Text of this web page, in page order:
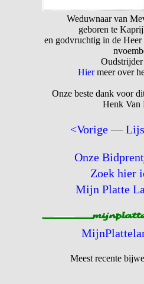
Weduwnaar van
geboren te
en godvruchtig in de
Hiermeer over
Onze beste dank voor
Henk Van
<Vorige —
Onze
Zoek hier
Mijn Platte
Meest recente